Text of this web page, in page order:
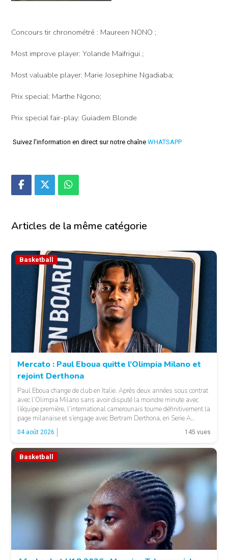
Concours tir chronométré : Maureen NONO ;
Most improve player: Yolande Maifrigui ;
Most valuable player: Marie Josephine Ngadiaba;
Prix special: Marthe Ngono;
Prix special fair-play: Guiadem Blonde
Suivez l'information en direct sur notre chaîne WHATSAPP
Articles de la même catégorie
© Basket 237
Basketball
Mercato : Paul Eboua quitte l’Olimpia Milano et
rejoint Derthona
Paul Eboua change de club en Italie. Après deux années sous contrat
avec l’Olimpia Milano sans avoir disputé la moindre minute avec
l’équipe première, l’international camerounais tourne définitivement la
page milanaise et s’engage avec Bertram Derthona, en Serie A
italienne. LA SUITE APRÈS LA PUBLICITÉ Arrivé à Milan en 2024
pour un contrat de […]
04 août 2026 145 vues
Basketball